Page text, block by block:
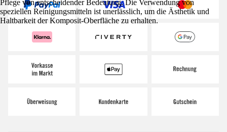
Pflege von entscheidender Bedeutung. Die Verwendung von
speziellen Reinigungsmitteln ist unerlässlich, um die Ästhetik und
Haltbarkeit der Komposit-Oberfläche zu erhalten.